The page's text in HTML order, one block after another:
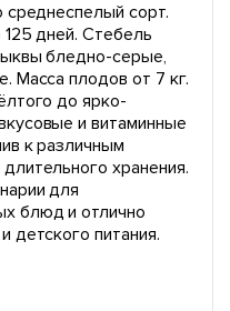
сорт.
дней. Стебель
бледно-серые,
Масса плодов от 7 кг.
до ярко-
и витаминные
к различным
хранения.
для
блюд и отлично
детского питания.